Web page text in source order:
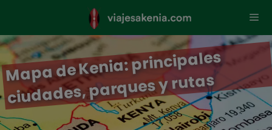
contenido
Mapa de Kenia: principales
ciudades, parques y rutas